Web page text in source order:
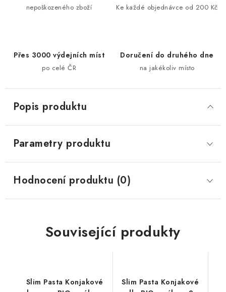
nepoškozeného zboží Ke každé objednávce od 200 Kč
Přes 3000 výdejních míst
po celé ČR
Doručení do druhého dne
na jakékoliv místo
Popis produktu
Parametry produktu
Hodnocení produktu (0)
Související produkty
Slim Pasta Konjakové
Slim Pasta Konjakové